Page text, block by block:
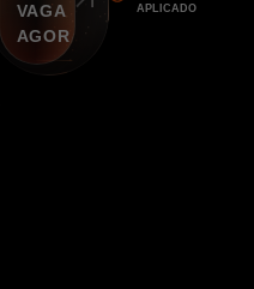
VAGA
AGORA
APLICADO